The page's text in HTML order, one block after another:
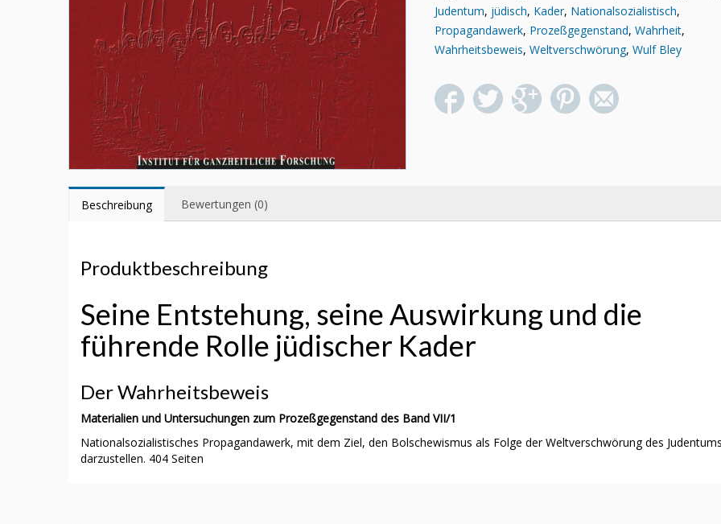
Judentum, jüdisch, Kader, Nationalsozialistisch,
Propagandawerk, Prozeßgegenstand, Wahrheit,
Wahrheitsbeweis, Weltverschwörung, Wulf Bley
Beschreibung Bewertungen (0)
Produktbeschreibung
Seine Entstehung, seine Auswirkung und die
führende Rolle jüdischer Kader
Der Wahrheitsbeweis
Materialien und Untersuchungen zum Prozeßgegenstand des Band VII/1
Nationalsozialistisches Propagandawerk, mit dem Ziel, den Bolschewismus als Folge der Weltverschwörung des
darzustellen. 404 Seiten